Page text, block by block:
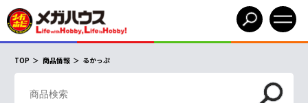
TOP 商品情報 るかっぷ